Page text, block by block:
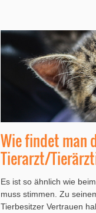
Wie findet man
Tierarzt/
Es ist so ähnlich wie
muss stimmen. Zu
Tierbesitzer Vertrauen